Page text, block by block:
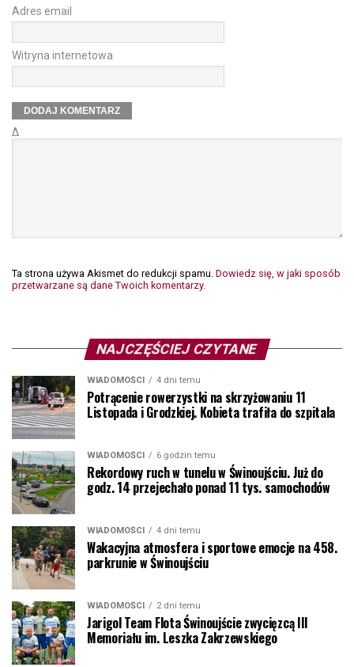
Adres email
Witryna internetowa
Δ
Ta strona używa Akismet do redukcji spamu. Dowiedz się, w jaki sposób
przetwarzane są dane Twoich komentarzy.
NAJCZĘŚCIEJ CZYTANE
WIADOMOŚCI 4 dni temu
Potrącenie rowerzystki na skrzyżowaniu 11
Listopada i Grodzkiej. Kobieta trafiła do szpitala
WIADOMOŚCI 6 godzin temu
Rekordowy ruch w tunelu w Świnoujściu. Już do
godz. 14 przejechało ponad 11 tys. samochodów
WIADOMOŚCI 4 dni temu
Wakacyjna atmosfera i sportowe emocje na 458.
parkrunie w Świnoujściu
WIADOMOŚCI 2 dni temu
Jarigol Team Flota Świnoujście zwycięzcą III
Memoriału im. Leszka Zakrzewskiego